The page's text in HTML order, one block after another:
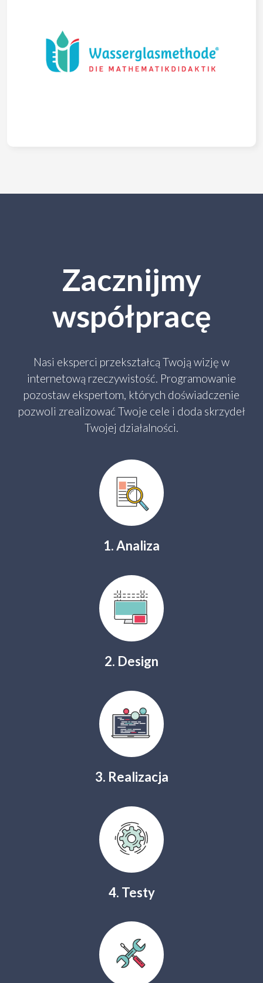
Zacznijmy
współpracę
Nasi eksperci przekształcą Twoją wizję w
internetową rzeczywistość. Programowanie
pozostaw ekspertom, których doświadczenie
pozwoli zrealizować Twoje cele i doda skrzydeł
Twojej działalności.
1. Analiza
2. Design
3. Realizacja
4. Testy